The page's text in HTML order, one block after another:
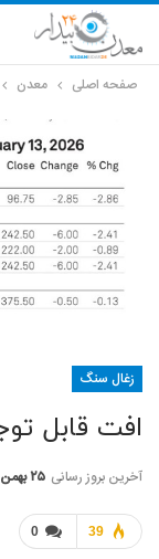
صفحه اصلی معدن
زغال سنگ
افت قابل
آخرین بروز رسانی ۲۵ بهمن ۱۴۰۴
0 39